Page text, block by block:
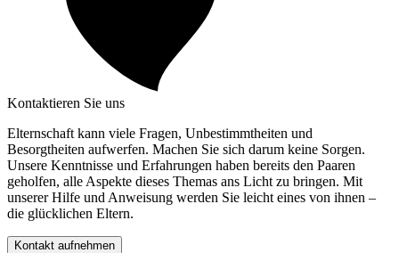
Kontaktieren Sie uns
Elternschaft kann viele Fragen, Unbestimmtheiten und
Besorgtheiten aufwerfen. Machen Sie sich darum keine Sorgen.
Unsere Kenntnisse und Erfahrungen haben bereits den Paaren
geholfen, alle Aspekte dieses Themas ans Licht zu bringen. Mit
unserer Hilfe und Anweisung werden Sie leicht eines von ihnen –
die glücklichen Eltern.
Kontakt aufnehmen